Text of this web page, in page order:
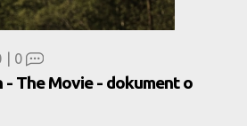
| 0
- The Movie - dokument o